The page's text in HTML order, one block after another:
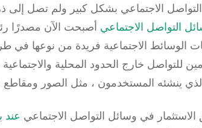
التواصل الاجتماعي أصبحت الآن مصدرًا
الوسائط الاجتماعية فريدة من نوعها في
خارج الحدود المحلية والاجتماعية ،
ينشئه المستخدمون ، مثل الصور ومقاطع
في وسائل التواصل الاجتماعي عند